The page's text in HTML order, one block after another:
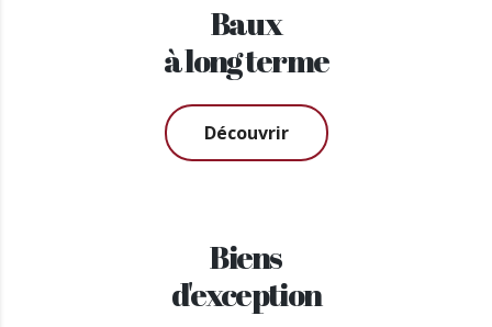
Baux
à long terme
Découvrir
Biens
d'exception